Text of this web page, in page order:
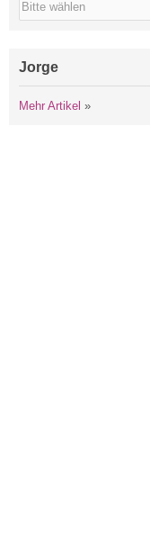
Jorge
Mehr Artikel »